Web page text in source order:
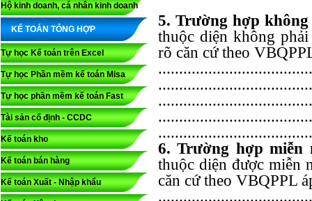
Hộ kinh doanh, cá nhân kinh doanh
KẾ TOÁN TỔNG HỢP
Tự học Kế toán trên Excel
Tự học Phần mềm kế toán Misa
Tự học phần mềm kế toán Fast
Tài sản cố định - CCDC
Kế toán kho
Kế toán bán hàng
Kế toán Xuất - Nhập khẩu
5. Trường hợp
thuộc diện không
rõ căn cứ theo
6. Trường hợp
thuộc diện được miễn
căn cứ theo VBQPPL